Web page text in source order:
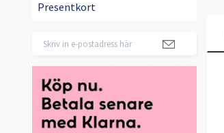
Presentkort